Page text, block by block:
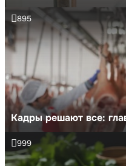
Кадры решают все:
895
999